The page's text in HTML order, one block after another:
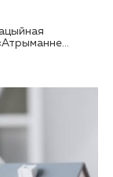
чалавека,